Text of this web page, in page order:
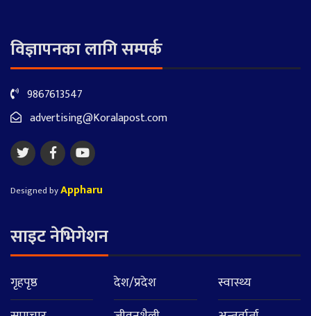
विज्ञापनका लागि सम्पर्क
9867613547
advertising@Koralapost.com
Designed byAppharu
साइट नेभिगेशन
गृहपृष्ठ
देश/प्रदेश
स्वास्थ्य